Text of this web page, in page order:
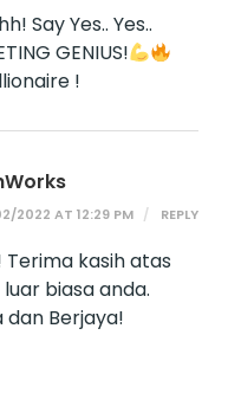
Say Yes.. Yes..
GENIUS!
!
2022 AT 12:29 PM REPLY
kasih atas
biasa anda.
dan Berjaya!